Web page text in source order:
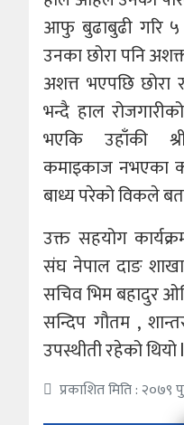
आफु बुढाबुढी गरि
उनका छोरा पनि
अशत्त भएपछि छोरा
भन्दै हाल
भएकि उहाँकी
कमाइकाज नभएका
बाध्य परेको विकले
उक्त सहयोग
संघ नेपाल दाङ
सचिव भिम बहादुर
सन्दिप गौतम ,
उपस्थीती रहेको थियो l
प्रकाशित मिति : २०७९